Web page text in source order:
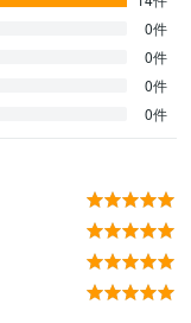
0件
0件
0件
0件